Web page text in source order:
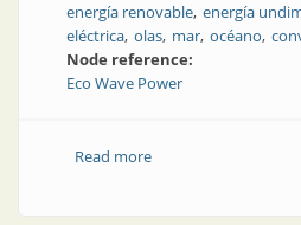
energía renovable energía
eléctrica olas mar océano
Node reference:
Eco Wave Power
Read moreabout Soluciones